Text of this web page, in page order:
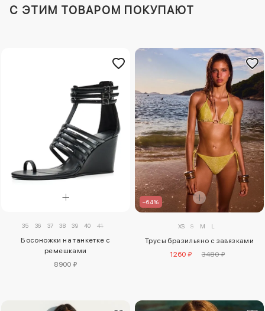
C ЭТИМ ТОВАРОМ ПОКУПАЮТ
35 36 37 38 39 40 41
Босоножки на танкетке с
ремешками
8900 ₽
–64%
XS S M L
Трусы бразильяно с завязками
1260 ₽
3480 ₽